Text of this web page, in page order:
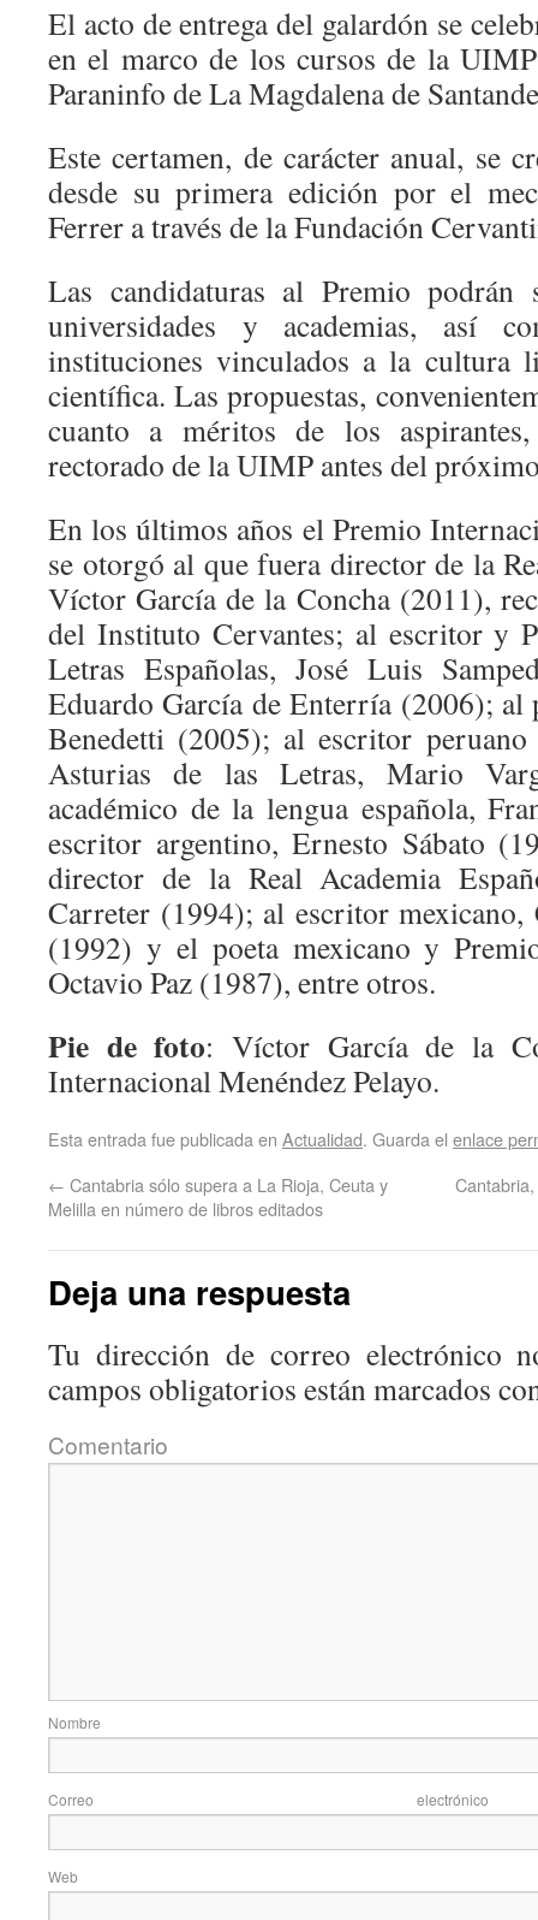
El acto de entrega del galardón se
en el marco de los cursos de la
Paraninfo de La Magdalena de
Este certamen, de carácter anual, se
desde su primera edición por el
Ferrer a través de la Fundación
Las candidaturas al Premio podrán
universidades y academias, así
instituciones vinculados a la cultura
científica. Las propuestas,
cuanto a méritos de los
rectorado de la UIMP antes del
En los últimos años el Premio
se otorgó al que fuera director de la
Víctor García de la Concha (2011),
del Instituto Cervantes; al escritor y
Letras Españolas, José Luis
Eduardo García de Enterría (2006); al
Benedetti (2005); al escritor
Asturias de las Letras, Mario
académico de la lengua española,
escritor argentino, Ernesto Sábato
director de la Real Academia
Carreter (1994); al escritor mexicano,
(1992) y el poeta mexicano y
Octavio Paz (1987), entre otros.
Pie de foto: Víctor García de la
Internacional Menéndez Pelayo.
Esta entrada fue publicada en Actualidad. Guarda el enlace
← Cantabria sólo supera a La Rioja, Ceuta y
Melilla en número de libros editados
Deja una respuesta
Tu dirección de correo electrónico
campos obligatorios están marcados
Correo
Web